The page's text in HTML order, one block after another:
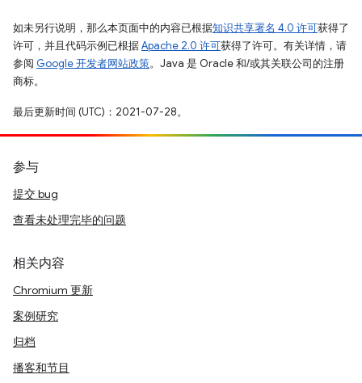
如未另行说明，那么本页面中的内容已根据知识共享署名 4.0 许可获得了
许可，并且代码示例已根据Apache 2.0 许可获得了许可。有关详情，请
参阅 Google 开发者网站政策。Java 是 Oracle 和/或其关联公司的注册
商标。
最后更新时间 (UTC)：2021-07-28。
参与
提交 bug
查看未处理完毕的问题
相关内容
Chromium 更新
案例研究
归档
播客和节目